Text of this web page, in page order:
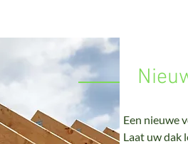
Een nieuwe
Laat uw dak